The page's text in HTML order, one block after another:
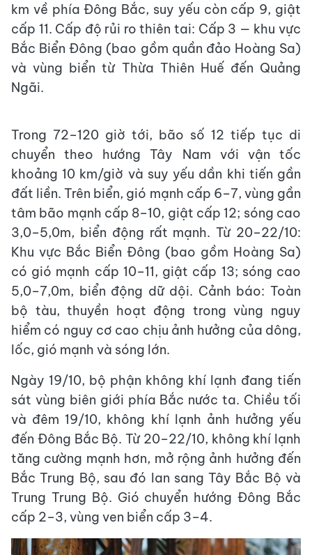
km về phía Đông Bắc, suy yếu còn cấp 9, giật
cấp 11. Cấp độ rủi ro thiên tai: Cấp 3 — khu vực
Bắc Biển Đông (bao gồm quần đảo Hoàng Sa)
và vùng biển từ Thừa Thiên Huế đến Quảng
Ngãi.
Trong 72–120 giờ tới, bão số 12 tiếp tục di
chuyển theo hướng Tây Nam với vận tốc
khoảng 10 km/giờ và suy yếu dần khi tiến gần
đất liền. Trên biển, gió mạnh cấp 6–7, vùng gần
tâm bão mạnh cấp 8–10, giật cấp 12; sóng cao
3,0–5,0m, biển động rất mạnh. Từ 20–22/10:
Khu vực Bắc Biển Đông (bao gồm Hoàng Sa)
có gió mạnh cấp 10–11, giật cấp 13; sóng cao
5,0–7,0m, biển động dữ dội. Cảnh báo: Toàn
bộ tàu, thuyền hoạt động trong vùng nguy
hiểm có nguy cơ cao chịu ảnh hưởng của dông,
lốc, gió mạnh và sóng lớn.
Ngày 19/10, bộ phận không khí lạnh đang tiến
sát vùng biên giới phía Bắc nước ta. Chiều tối
và đêm 19/10, không khí lạnh ảnh hưởng yếu
đến Đông Bắc Bộ. Từ 20–22/10, không khí lạnh
tăng cường mạnh hơn, mở rộng ảnh hưởng đến
Bắc Trung Bộ, sau đó lan sang Tây Bắc Bộ và
Trung Trung Bộ. Gió chuyển hướng Đông Bắc
cấp 2–3, vùng ven biển cấp 3–4.